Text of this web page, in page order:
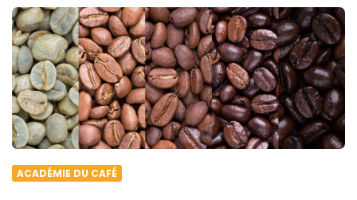
ACADÉMIE DU CAFÉ